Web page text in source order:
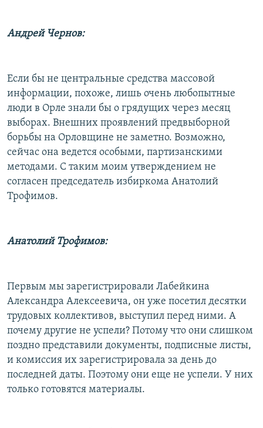
Андрей Чернов:
Если бы не центральные средства массовой
информации, похоже, лишь очень любопытные
люди в Орле знали бы о грядущих через месяц
выборах. Внешних проявлений предвыборной
борьбы на Орловщине не заметно. Возможно,
сейчас она ведется особыми, партизанскими
методами. С таким моим утверждением не
согласен председатель избиркома Анатолий
Трофимов.
Анатолий Трофимов:
Первым мы зарегистрировали Лабейкина
Александра Алексеевича, он уже посетил десятки
трудовых коллективов, выступил перед ними. А
почему другие не успели? Потому что они слишком
поздно представили документы, подписные листы,
и комиссия их зарегистрировала за день до
последней даты. Поэтому они еще не успели. У них
только готовятся материалы.